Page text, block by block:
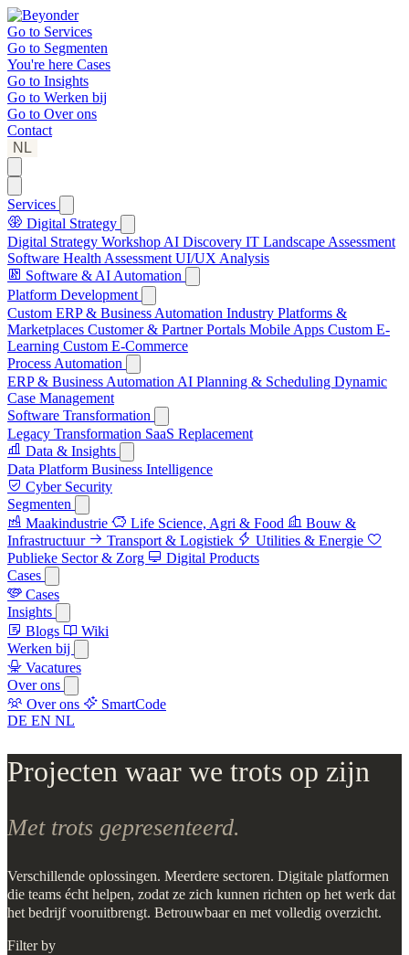
Go to Services
Go to Segmenten
You're here Cases
Go to Insights
Go to Werken bij
Go to Over ons
Contact
NL
Services
Digital Strategy
Digital Strategy Workshop AI Discovery IT Landscape Assessment
Software Health Assessment UI/UX Analysis
Software & AI Automation
Platform Development
Custom ERP & Business Automation Industry Platforms &
Marketplaces Customer & Partner Portals Mobile Apps Custom E-
Learning Custom E-Commerce
Process Automation
ERP & Business Automation AI Planning & Scheduling Dynamic
Case Management
Software Transformation
Legacy Transformation SaaS Replacement
Data & Insights
Data Platform Business Intelligence
Cyber Security
Segmenten
Maakindustrie
Life Science, Agri & Food
Bouw &
Infrastructuur
Transport & Logistiek
Utilities & Energie
Publieke Sector & Zorg
Digital Products
Cases
Cases
Insights
Blogs
Wiki
Werken bij
Vacatures
Over ons
Over ons
SmartCode
DE EN NL
Projecten waar we trots op zijn
Met trots gepresenteerd.
Verschillende oplossingen. Meerdere sectoren. Digitale platformen
die teams écht helpen, zodat ze zich kunnen richten op het werk dat
het bedrijf vooruitbrengt. Betrouwbaar en met volledig overzicht.
Filter by